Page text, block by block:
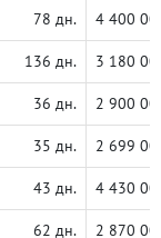
78 дн. 4 400
136 дн. 3 180
36 дн. 2 900
35 дн. 2 699
43 дн. 4 430
62 дн. 2 870